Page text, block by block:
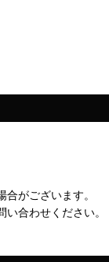
がございます。
合わせください。